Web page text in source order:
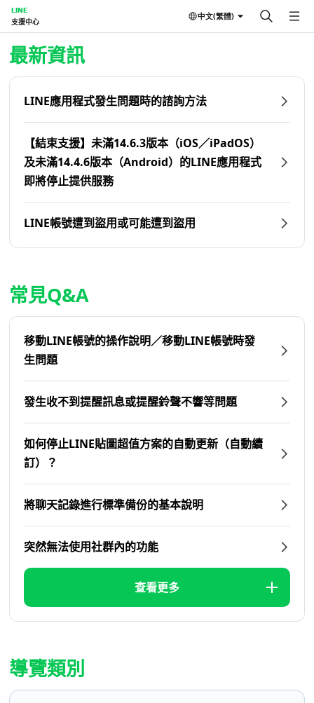
LINE
支援中心
中文(繁體)
首頁 | LINE支援中心
最新資訊
LINE應用程式發生問題時的諮詢方法
【結束支援】未滿14.6.3版本（iOS／iPadOS）
及未滿14.4.6版本（Android）的LINE應用程式
即將停止提供服務
LINE帳號遭到盜用或可能遭到盜用
常見Q&A
移動LINE帳號的操作說明／移動LINE帳號時發
生問題
發生收不到提醒訊息或提醒鈴聲不響等問題
如何停止LINE貼圖超值方案的自動更新（自動續
訂）？
將聊天記錄進行標準備份的基本說明
突然無法使用社群內的功能
查看更多
導覽類別